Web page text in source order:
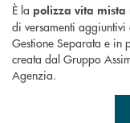
È la polizza vita
di versamenti
Gestione Separata e in
creata dal Gruppo
Agenzia.